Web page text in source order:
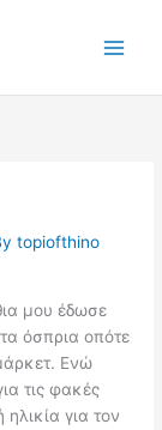
topiofthino
μου έδωσε
όσπρια οπότε
Ενώ
τις φακές
για τον